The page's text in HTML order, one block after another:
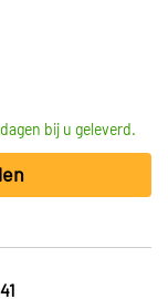
bij u geleverd.